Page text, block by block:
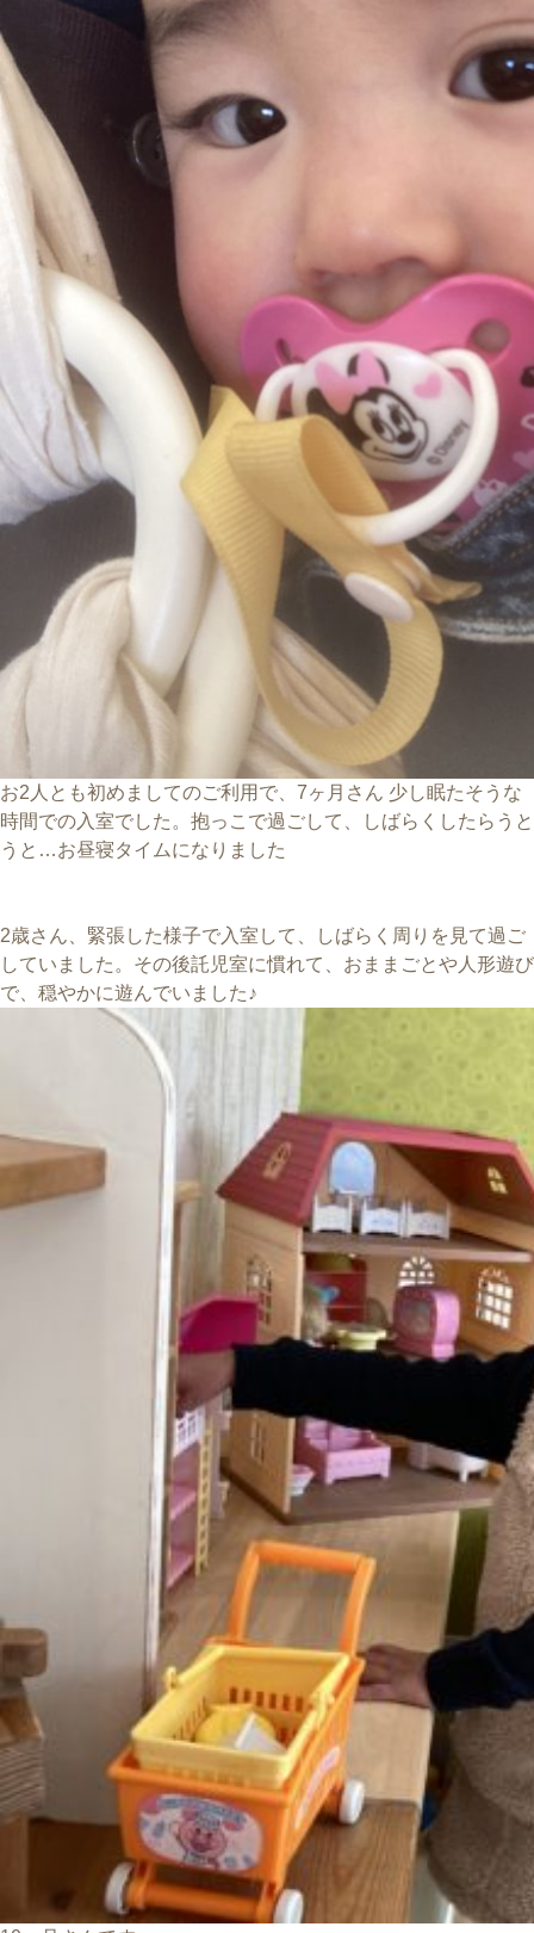
お2人とも初めましてのご利用で、7ヶ月さん 少し眠たそうな
時間での入室でした。抱っこで過ごして、しばらくしたらうと
うと…お昼寝タイムになりました
2歳さん、緊張した様子で入室して、しばらく周りを見て過ご
していました。その後託児室に慣れて、おままごとや人形遊び
で、穏やかに遊んでいました♪